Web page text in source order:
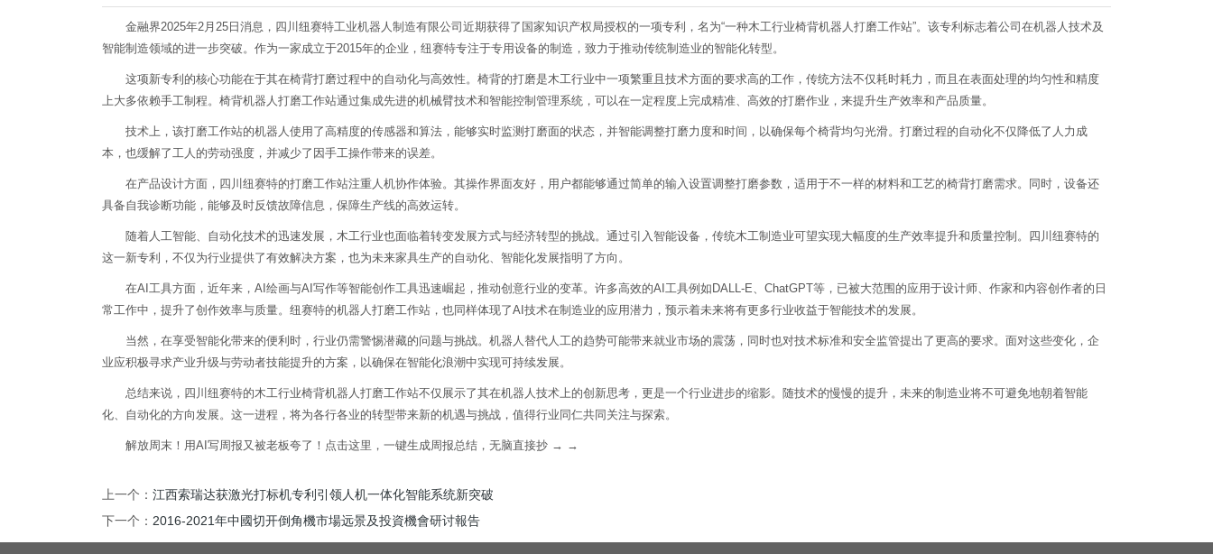
金融界2025年2月25日消息，四川纽赛特工业机器人制造有限公司近期获得了国家知识产权局授权的一项专利，名为“一种木工行业椅背机器人打磨工作站”。该专利标志着公司在机器人技术及
智能制造领域的进一步突破。作为一家成立于2015年的企业，纽赛特专注于专用设备的制造，致力于推动传统制造业的智能化转型。
这项新专利的核心功能在于其在椅背打磨过程中的自动化与高效性。椅背的打磨是木工行业中一项繁重且技术方面的要求高的工作，传统方法不仅耗时耗力，而且在表面处理的均匀性和精度
上大多依赖手工制程。椅背机器人打磨工作站通过集成先进的机械臂技术和智能控制管理系统，可以在一定程度上完成精准、高效的打磨作业，来提升生产效率和产品质量。
技术上，该打磨工作站的机器人使用了高精度的传感器和算法，能够实时监测打磨面的状态，并智能调整打磨力度和时间，以确保每个椅背均匀光滑。打磨过程的自动化不仅降低了人力成
本，也缓解了工人的劳动强度，并减少了因手工操作带来的误差。
在产品设计方面，四川纽赛特的打磨工作站注重人机协作体验。其操作界面友好，用户都能够通过简单的输入设置调整打磨参数，适用于不一样的材料和工艺的椅背打磨需求。同时，设备还
具备自我诊断功能，能够及时反馈故障信息，保障生产线的高效运转。
随着人工智能、自动化技术的迅速发展，木工行业也面临着转变发展方式与经济转型的挑战。通过引入智能设备，传统木工制造业可望实现大幅度的生产效率提升和质量控制。四川纽赛特的
这一新专利，不仅为行业提供了有效解决方案，也为未来家具生产的自动化、智能化发展指明了方向。
在AI工具方面，近年来，AI绘画与AI写作等智能创作工具迅速崛起，推动创意行业的变革。许多高效的AI工具例如DALL-E、ChatGPT等，已被大范围的应用于设计师、作家和内容创作者的日
常工作中，提升了创作效率与质量。纽赛特的机器人打磨工作站，也同样体现了AI技术在制造业的应用潜力，预示着未来将有更多行业收益于智能技术的发展。
当然，在享受智能化带来的便利时，行业仍需警惕潜藏的问题与挑战。机器人替代人工的趋势可能带来就业市场的震荡，同时也对技术标准和安全监管提出了更高的要求。面对这些变化，企
业应积极寻求产业升级与劳动者技能提升的方案，以确保在智能化浪潮中实现可持续发展。
总结来说，四川纽赛特的木工行业椅背机器人打磨工作站不仅展示了其在机器人技术上的创新思考，更是一个行业进步的缩影。随技术的慢慢的提升，未来的制造业将不可避免地朝着智能
化、自动化的方向发展。这一进程，将为各行各业的转型带来新的机遇与挑战，值得行业同仁共同关注与探索。
解放周末！用AI写周报又被老板夸了！点击这里，一键生成周报总结，无脑直接抄 → →
上一个：江西索瑞达获激光打标机专利引领人机一体化智能系统新突破
下一个：2016-2021年中國切开倒角機市場远景及投資機會研讨報告